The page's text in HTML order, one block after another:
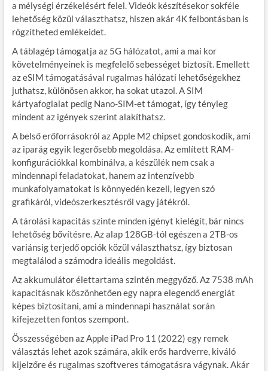
a mélységi érzékelésért felel. Videók készítésekor sokféle
lehetőség közül választhatsz, hiszen akár 4K felbontásban is
rögzítheted emlékeidet.
A táblagép támogatja az 5G hálózatot, ami a mai kor
követelményeinek is megfelelő sebességet biztosít. Emellett
az eSIM támogatásával rugalmas hálózati lehetőségekhez
juthatsz, különösen akkor, ha sokat utazol. A SIM
kártyafoglalat pedig Nano-SIM-et támogat, így tényleg
mindent az igények szerint alakíthatsz.
A belső erőforrásokról az Apple M2 chipset gondoskodik, ami
az iparág egyik legerősebb megoldása. Az említett RAM-
konfigurációkkal kombinálva, a készülék nem csak a
mindennapi feladatokat, hanem az intenzívebb
munkafolyamatokat is könnyedén kezeli, legyen szó
grafikáról, videószerkesztésről vagy játékról.
A tárolási kapacitás szinte minden igényt kielégít, bár nincs
lehetőség bővítésre. Az alap 128GB-tól egészen a 2TB-os
variánsig terjedő opciók közül választhatsz, így biztosan
megtalálod a számodra ideális megoldást.
Az akkumulátor élettartama szintén meggyőző. Az 7538 mAh
kapacitásnak köszönhetően egy napra elegendő energiát
képes biztosítani, ami a mindennapi használat során
kifejezetten fontos szempont.
Összességében az Apple iPad Pro 11 (2022) egy remek
választás lehet azok számára, akik erős hardverre, kiváló
kijelzőre és rugalmas szoftveres támogatásra vágynak. Akár